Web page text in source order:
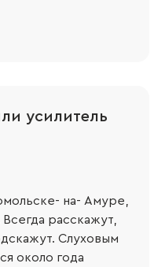
усилитель
на- Амуре,
расскажут,
Слуховым
около года